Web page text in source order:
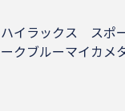
ハイラックス スポ
ークブルーマイカメ